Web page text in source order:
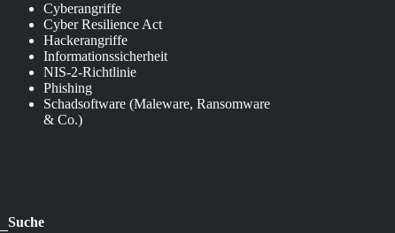
Cyberangriffe
Cyber Resilience Act
Hackerangriffe
Informationssicherheit
NIS-2-Richtlinie
Phishing
Schadsoftware (Maleware, Ransomware
& Co.)
Suche